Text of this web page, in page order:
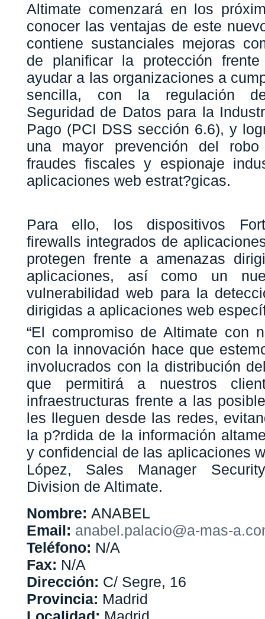
Altimate comenzará en los
conocer las ventajas de este
contiene sustanciales mejoras
de planificar la protección
ayudar a las organizaciones a
sencilla, con la regulación
Seguridad de Datos para la
Pago (PCI DSS sección 6.6), y
una mayor prevención del
fraudes fiscales y espionaje
aplicaciones web estrat?gicas.
Para ello, los dispositivos
firewalls integrados de
protegen frente a amenazas
aplicaciones, así­ como un
vulnerabilidad web para la
dirigidas a aplicaciones web
“El compromiso de Altimate con
con la innovación hace que
involucrados con la distribución
que permitirá a nuestros
infraestructuras frente a las
les lleguen desde las redes,
la p?rdida de la información
y confidencial de las aplicaciones
López, Sales Manager
Division de Altimate.
Nombre: ANABEL
Email: anabel.palacio@a-mas-
Teléfono: N/A
Fax: N/A
Dirección: C/ Segre, 16
Provincia: Madrid